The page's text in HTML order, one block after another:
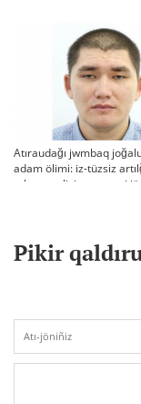
Atıraudağı jwmbaq
adam ölimi: iz-tüzsiz
otbası, policiya tergeui
Pikir